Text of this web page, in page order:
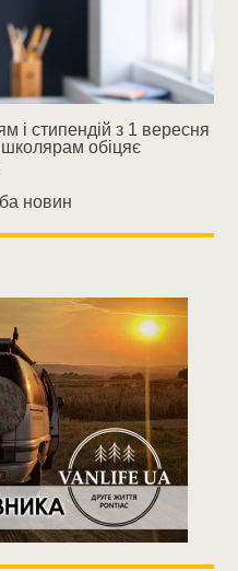
і стипендій з 1 вересня
обіцяє
новин